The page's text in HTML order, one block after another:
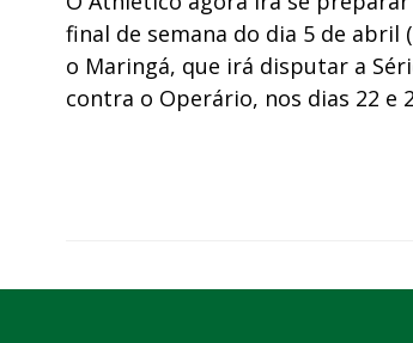
final de semana do dia 5 de abril
o Maringá, que irá disputar a
contra o Operário, nos dias 22 e